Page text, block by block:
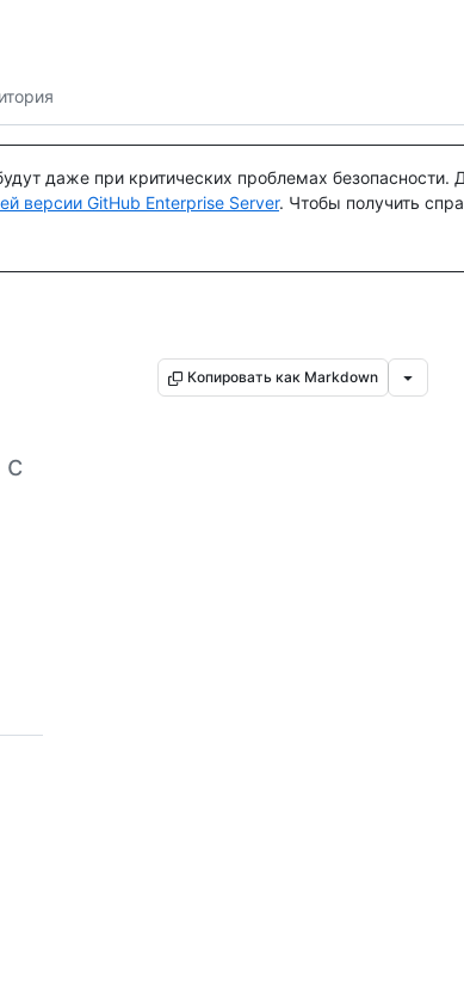
даже при критических проблемах безопасности.
версии GitHub Enterprise Server. Чтобы получить
Копировать как Markdown